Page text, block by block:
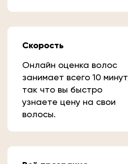
Скорость
Онлайн оценка волос
занимает всего 10
так что вы быстро
узнаете цену на свои
волосы.